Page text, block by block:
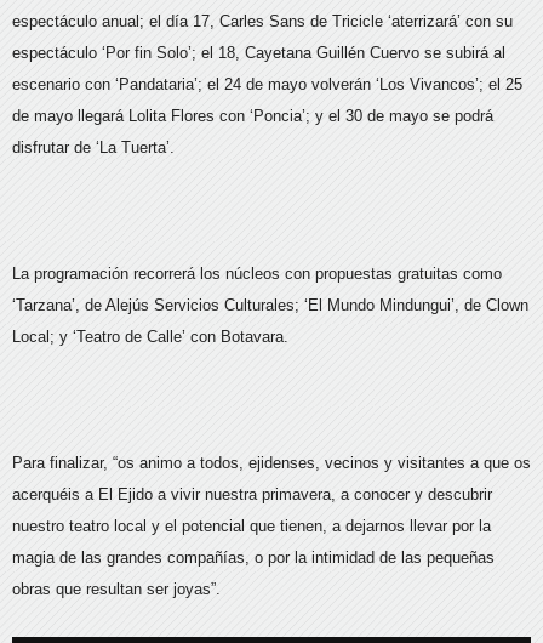
espectáculo anual; el día 17, Carles Sans de Tricicle ‘aterrizará’ con su
espectáculo ‘Por fin Solo’; el 18, Cayetana Guillén Cuervo se subirá al
escenario con ‘Pandataria’; el 24 de mayo volverán ‘Los Vivancos’; el 25
de mayo llegará Lolita Flores con ‘Poncia’; y el 30 de mayo se podrá
disfrutar de ‘La Tuerta’.
La programación recorrerá los núcleos con propuestas gratuitas como
‘Tarzana’, de Alejús Servicios Culturales; ‘El Mundo Mindungui’, de Clown
Local; y ‘Teatro de Calle’ con Botavara.
Para finalizar, “os animo a todos, ejidenses, vecinos y visitantes a que os
acerquéis a El Ejido a vivir nuestra primavera, a conocer y descubrir
nuestro teatro local y el potencial que tienen, a dejarnos llevar por la
magia de las grandes compañías, o por la intimidad de las pequeñas
obras que resultan ser joyas”.